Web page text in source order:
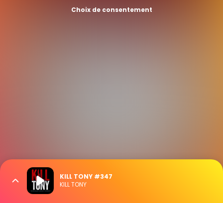
Choix de consentement
KILL TONY #347
KILL TONY